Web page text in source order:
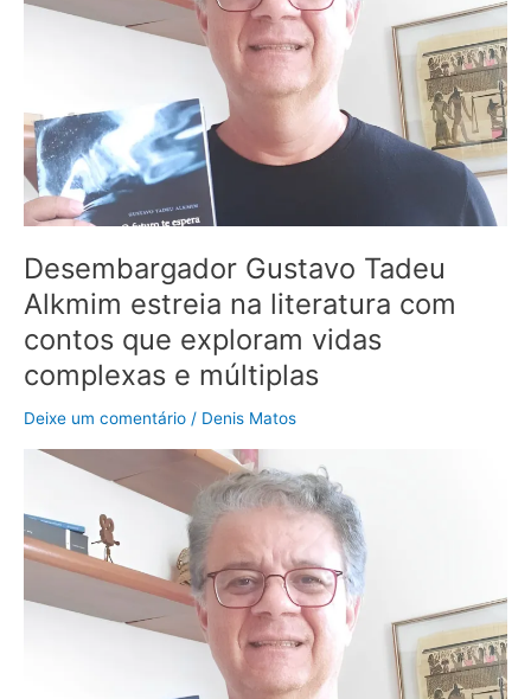
Desembargador Gustavo Tadeu
Alkmim estreia na literatura com
contos que exploram vidas
complexas e múltiplas
Deixe um comentário / Denis Matos
literatura
exploram
vidas
complexas
e
múltiplas